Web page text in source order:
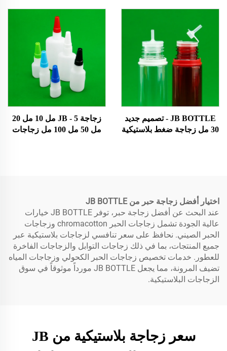
فارغة PE زجاجات بلاستيكية
زجاجة حبر
قطرة العين البيضاء مع غطاء
مخصص / شعار / زجاجة
قطرة العين الملونة
JB BOTTLE - تصميم جديد
30 مل زجاجة ضغط بلاستيكية
بتصميم جديد
زجاجة JB - 5 مل 10 مل 20
مل 50 مل 100 مل زجاجات
اختيار أفضل زجاجة حبر من JB BOTTLE
عند البحث عن أفضل زجاجة حبر، توفر JB BOTTLE خيارات
عالية الجودة تشمل زجاجات الحبر chromacotton وزجاجات
الحبر الصيني. نحافظ على سعر تنافسي لزجاجات بلاستيكية عبر
جميع المنتجات، بما في ذلك زجاجات التوابل والزجاجات الفاخرة
للعطور. خدمات تخصيص زجاجات الحبر الكحولي وزجاجات المياه
تضيف المرونة، مما يجعل JB BOTTLE مورداً موثوقاً في سوق
الزجاجات البلاستيكية.
سعر زجاجة بلاستيكية من JB